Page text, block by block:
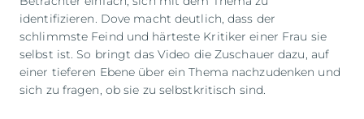
identifizieren. Dove macht deutlich, dass der
schlimmste Feind und härteste Kritiker einer Frau sie
selbst ist. So bringt das Video die Zuschauer dazu, auf
einer tieferen Ebene über ein Thema nachzudenken und
sich zu fragen, ob sie zu selbstkritisch sind.